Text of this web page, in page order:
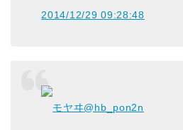
2014/12/29 09:28:48
モヤヰ@hb_pon2n